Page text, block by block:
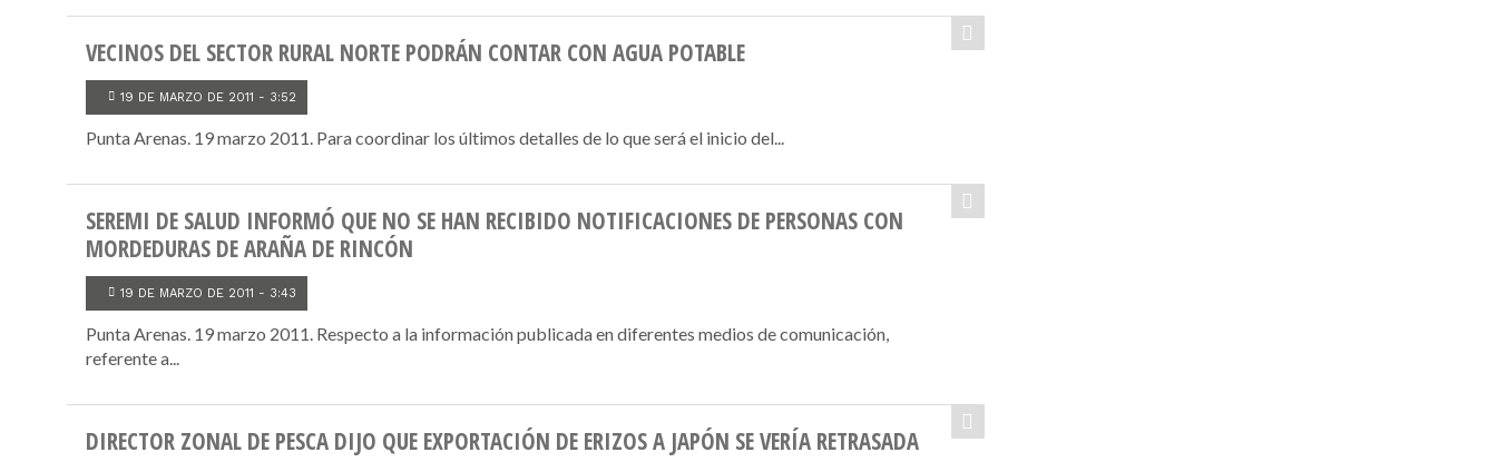
VECINOS DEL SECTOR RURAL NORTE PODRÁN CONTAR CON AGUA POTABLE
19 DE MARZO DE 2011 - 3:52
Punta Arenas. 19 marzo 2011. Para coordinar los últimos detalles de lo que será el inicio del...
SEREMI DE SALUD INFORMÓ QUE NO SE HAN RECIBIDO NOTIFICACIONES DE PERSONAS CON
MORDEDURAS DE ARAÑA DE RINCÓN
19 DE MARZO DE 2011 - 3:43
Punta Arenas. 19 marzo 2011. Respecto a la información publicada en diferentes medios de comunicación,
referente a...
DIRECTOR ZONAL DE PESCA DIJO QUE EXPORTACIÓN DE ERIZOS A JAPÓN SE VERÍA RETRASADA